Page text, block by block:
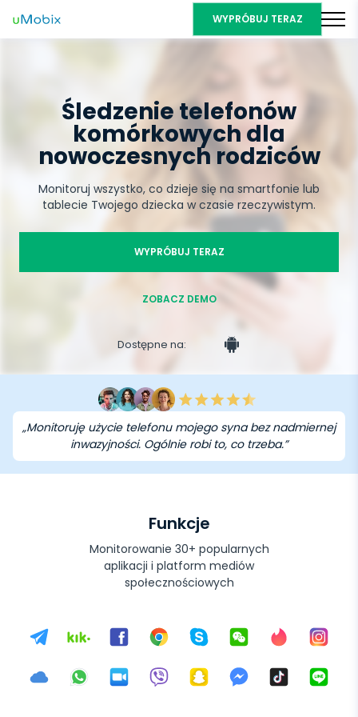
WYPRÓBUJ TERAZ
Śledzenie telefonów
komórkowych dla
nowoczesnych rodziców
Monitoruj wszystko, co dzieje się na smartfonie lub
tablecie Twojego dziecka w czasie rzeczywistym.
WYPRÓBUJ TERAZ
ZOBACZ DEMO
Dostępne na:
„Monitoruję użycie telefonu mojego syna bez nadmiernej
inwazyjności. Ogólnie robi to, co trzeba.”
Funkcje
Monitorowanie 30+ popularnych
aplikacji i platform mediów
społecznościowych